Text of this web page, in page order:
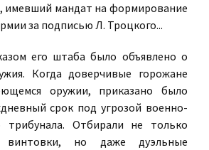
имевший мандат на формирование
за подписью Л. Троцкого...
его штаба было объявлено о
Когда доверчивые горожане
оружии, приказано было
срок под угрозой военно-
трибунала. Отбирали не только
но даже дуэльные